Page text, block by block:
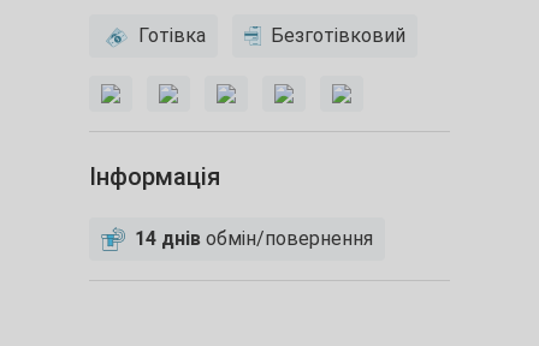
Готівка Безготівковий
Інформація
14 днів обмін/повернення